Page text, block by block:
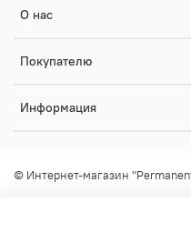
О нас
Покупателю
Информация
© Интернет-магазин